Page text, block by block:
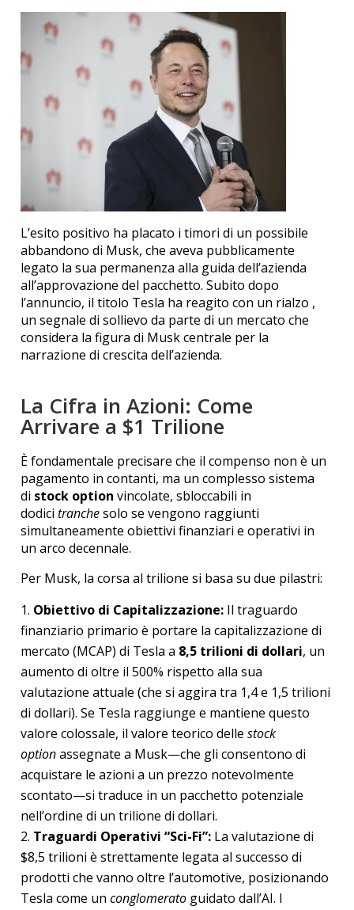
L’esito positivo ha placato i timori di un possibile
abbandono di Musk, che aveva pubblicamente
legato la sua permanenza alla guida dell’azienda
all’approvazione del pacchetto. Subito dopo
l’annuncio, il titolo Tesla ha reagito con un rialzo ,
un segnale di sollievo da parte di un mercato che
considera la figura di Musk centrale per la
narrazione di crescita dell’azienda.
La Cifra in Azioni: Come
Arrivare a $1 Trilione
È fondamentale precisare che il compenso non è un
pagamento in contanti, ma un complesso sistema
di stock option vincolate, sbloccabili in
dodicitranchesolo se vengono raggiunti
simultaneamente obiettivi finanziari e operativi in
un arco decennale.
Per Musk, la corsa al trilione si basa su due pilastri:
Obiettivo di Capitalizzazione: Il traguardo
finanziario primario è portare la capitalizzazione di
mercato (MCAP) di Tesla a 8,5 trilioni di dollari, un
aumento di oltre il 500% rispetto alla sua
valutazione attuale (che si aggira tra 1,4 e 1,5 trilioni
di dollari). Se Tesla raggiunge e mantiene questo
valore colossale, il valore teorico dellestock
optionassegnate a Musk—che gli consentono di
acquistare le azioni a un prezzo notevolmente
scontato—si traduce in un pacchetto potenziale
nell’ordine di un trilione di dollari.
Traguardi Operativi “Sci-Fi”: La valutazione di
$8,5 trilioni è strettamente legata al successo di
prodotti che vanno oltre l’automotive, posizionando
Tesla come unconglomerato guidato dall’AI. I